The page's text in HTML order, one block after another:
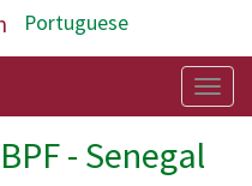
Portuguese
- Senegal